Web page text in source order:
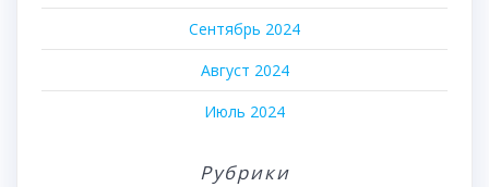
Сентябрь 2024
Август 2024
Июль 2024
Рубрики